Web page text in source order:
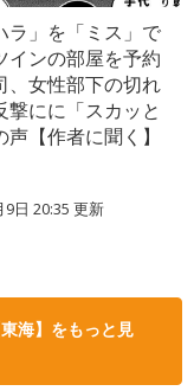
ラ」を「ミス」で
インの部屋を予約
、女性部下の切れ
撃にに「スカッと
声【作者に聞く】
9日 20:35 更新
海】をもっと見